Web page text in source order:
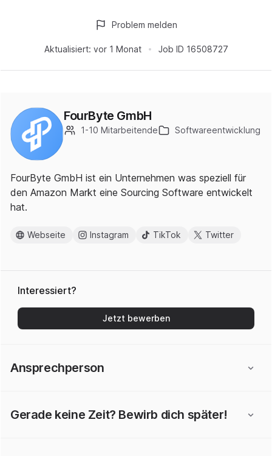
Aktualisiert: vor 1 Monat Job ID 16508727
Problem melden
FourByte GmbH
1-10 Mitarbeitende Softwareentwicklung
FourByte GmbH ist ein Unternehmen was speziell für
den Amazon Markt eine Sourcing Software entwickelt
hat.
Webseite Instagram TikTok Twitter
Interessiert?
Jetzt bewerben
Ansprechperson
Gerade keine Zeit? Bewirb dich später!